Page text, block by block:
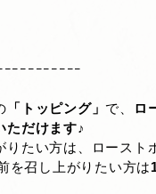
ｰｰｰｰｰｰｰｰｰ
「トッピング」 で、
ロ
ただけます♪
りたい方は、ロースト
を召し上がりたい方は